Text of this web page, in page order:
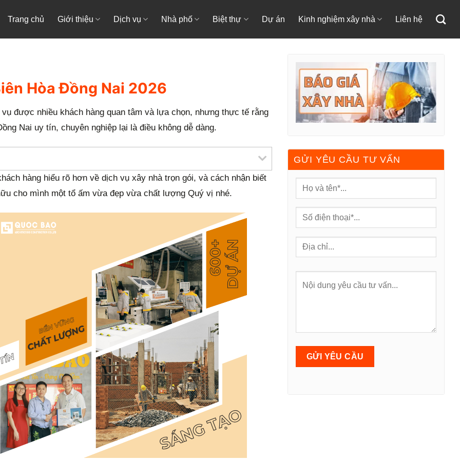
Trang chủ Giới thiệu Dịch vụ Nhà phố Biệt thự Dự án Kinh nghiệm xây nhà Liên hệ
Hòa Đồng Nai 2026
được nhiều khách hàng quan tâm và lựa chọn, nhưng thực tế rằng
Nai uy tín, chuyên nghiệp lại là điều không dễ dàng.
hàng hiểu rõ hơn về dịch vụ xây nhà trọn gói, và cách nhận biết
cho mình một tổ ấm vừa đẹp vừa chất lượng Quý vị nhé.
GỬI YÊU CẦU TƯ VẤN